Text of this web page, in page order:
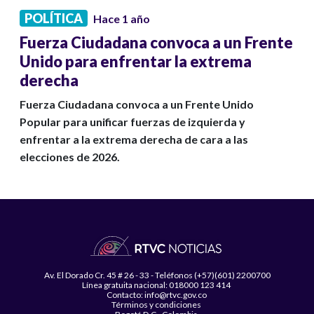
POLÍTICA Hace 1 año
Fuerza Ciudadana convoca a un Frente
Unido para enfrentar la extrema
derecha
Fuerza Ciudadana convoca a un Frente Unido
Popular para unificar fuerzas de izquierda y
enfrentar a la extrema derecha de cara a las
elecciones de 2026.
Av. El Dorado Cr. 45 # 26 - 33 - Teléfonos (+57)(601) 2200700
Línea gratuita nacional: 018000 123 414
Contacto: info@rtvc.gov.co
Términos y condiciones